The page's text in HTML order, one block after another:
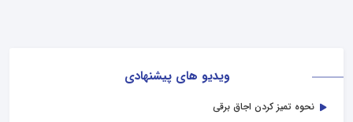
ویدیو های پیشنهادی
نحوه تمیز کردن اجاق برقی